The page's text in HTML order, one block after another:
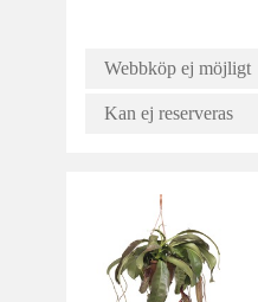
Webbköp ej möjligt
Kan ej reserveras